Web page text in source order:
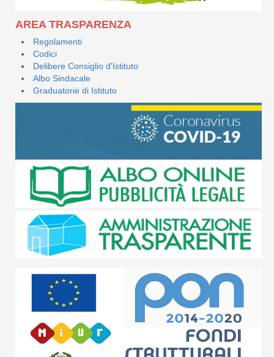
AREA TRASPARENZA
Regolamenti
Codici
Delibere Consiglio d'Istituto
Albo Sindacale
Graduatorie di Istituto